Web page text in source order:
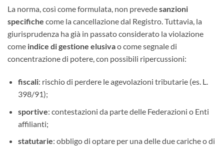
La norma, così come formulata, non prevedesanzioni
specifiche come la cancellazione dal Registro. Tuttavia, la
giurisprudenza ha già in passato considerato la violazione
come indice di gestione elusivao come segnale di
concentrazione di potere, con possibili ripercussioni:
fiscali: rischio di perdere le agevolazioni tributarie (es. L.
398/91);
sportive: contestazioni da parte delle Federazioni o Enti
affilianti;
statutarie: obbligo di optare per una delle due cariche o di